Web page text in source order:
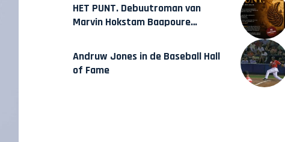
HET PUNT. Debuutroman van
Marvin Hokstam Baapoure
Andruw Jones in de Baseball Hall
of Fame